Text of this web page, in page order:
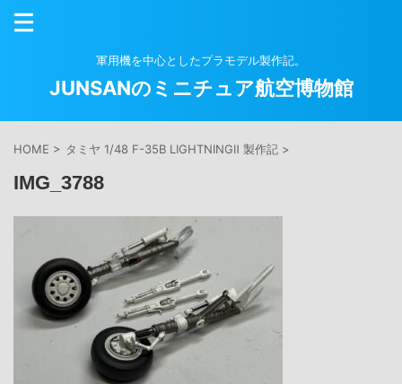
軍用機を中心としたプラモデル製作記。
JUNSANのミニチュア航空博物館
HOME > タミヤ 1/48 F-35B LIGHTNINGⅡ 製作記 >
IMG_3788